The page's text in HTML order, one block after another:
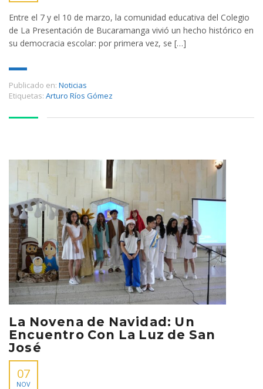
Entre el 7 y el 10 de marzo, la comunidad educativa del Colegio
de La Presentación de Bucaramanga vivió un hecho histórico en
su democracia escolar: por primera vez, se […]
Publicado en: Noticias
Etiquetas: Arturo Ríos Gómez
La Novena de Navidad: Un
Encuentro Con La Luz de San
José
07
NOV